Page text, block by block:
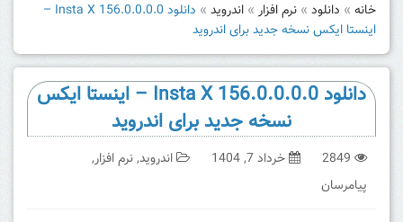
خانه » دانلود » نرم افزار » اندروید »
دانلود Insta X 156.0.0.0.0 –
اینستا ایکس نسخه جدید برای اندروید
دانلود Insta X 156.0.0.0.0 – اینستا ایکس
نسخه جدید برای اندروید
2849 خرداد 7, 1404 اندروید,نرم افزار,
پیامرسان